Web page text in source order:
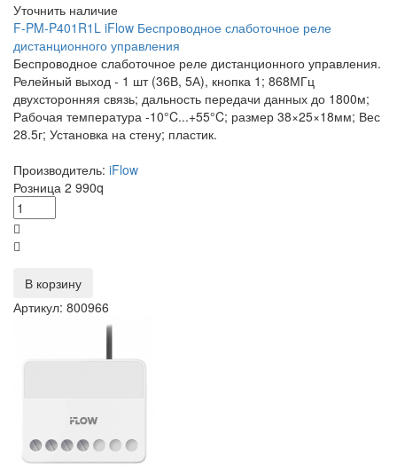
Уточнить наличие
F-PM-P401R1L iFlow Беспроводное слаботочное реле
дистанционного управления
Беспроводное слаботочное реле дистанционного управления.
Релейный выход - 1 шт (36В, 5А), кнопка 1; 868МГц
двухсторонняя связь; дальность передачи данных до 1800м;
Рабочая температура -10°C...+55°C; размер 38×25×18мм; Вес
28.5г; Установка на стену; пластик.
Производитель: iFlow
Розница 2 990q
В корзину
Артикул: 800966